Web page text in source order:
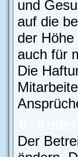
und
auf die
der
auch für
Die
Der